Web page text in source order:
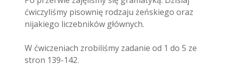
ćwiczyliśmy pisownię rodzaju żeńskiego oraz
nijakiego liczebników głównych.
W ćwiczeniach zrobiliśmy zadanie od 1 do 5 ze
stron 139-142.